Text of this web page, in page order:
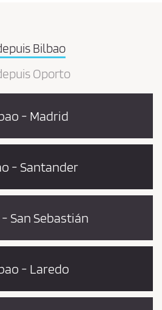
Bilbao
Oporto
- Madrid
- Santander
San Sebastián
- Laredo